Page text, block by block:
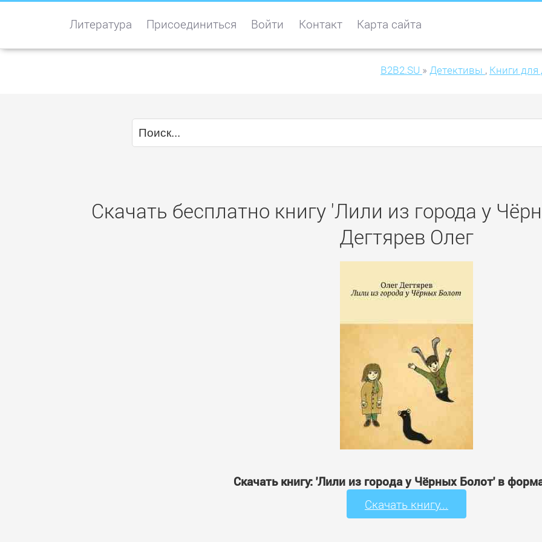
Литература Присоединиться Войти Контакт Карта сайта
B2B2.SU » Детективы , Книги для
Скачать бесплатно книгу 'Лили из города у
Дегтярев Олег
Скачать книгу: 'Лили из города у Чёрных Болот' в
Скачать книгу...